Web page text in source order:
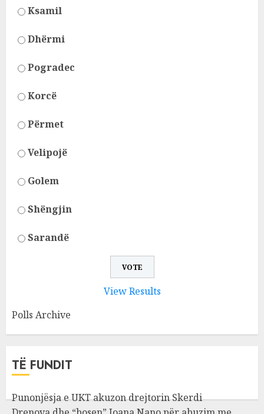
Ksamil
Dhërmi
Pogradec
Korcë
Përmet
Velipojë
Golem
Shëngjin
Sarandë
View Results
Polls Archive
TË FUNDIT
Punonjësja e UKT akuzon drejtorin Skerdi